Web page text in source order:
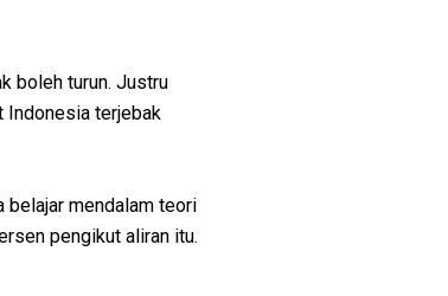
boleh turun. Justru
Indonesia terjebak
belajar mendalam teori
pengikut aliran itu.